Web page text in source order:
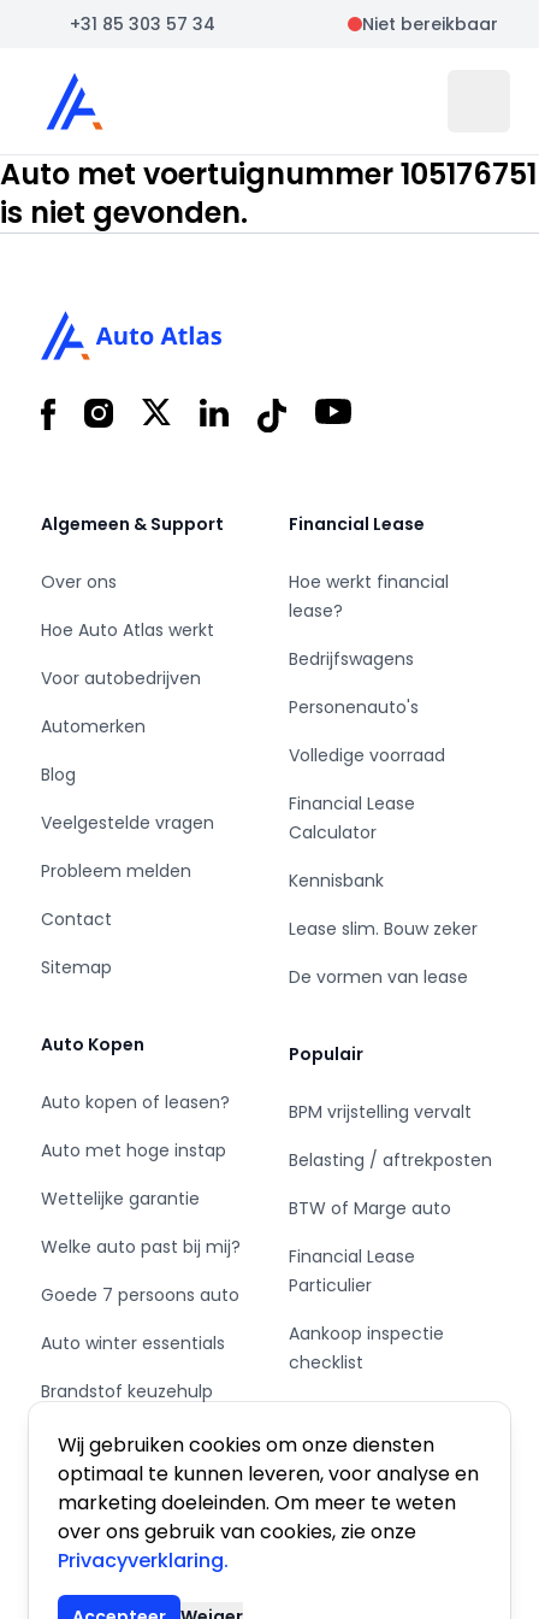
Wij gebruiken cookies om onze diensten
optimaal te kunnen leveren, voor analyse en
marketing doeleinden. Om meer te weten
over ons gebruik van cookies, zie onze
Privacyverklaring.
+31 85 303 57 34 Niet bereikbaar
Auto Atlas
Auto met voertuignummer 105176751
is niet gevonden.
FacebookInstagram
X LinkedInTiktok YouTube
Algemeen & Support
Over ons
Hoe Auto Atlas werkt
Voor autobedrijven
Automerken
Blog
Veelgestelde vragen
Probleem melden
Contact
Sitemap
Auto Kopen
Auto kopen of leasen?
Auto met hoge instap
Wettelijke garantie
Welke auto past bij mij?
Goede 7 persoons auto
Auto winter essentials
Brandstof keuzehulp
Schakel of automaat?
Financial Lease
Hoe werkt financial
lease?
Bedrijfswagens
Personenauto's
Volledige voorraad
Financial Lease
Calculator
Kennisbank
Lease slim. Bouw zeker
De vormen van lease
Populair
BPM vrijstelling vervalt
Belasting / aftrekposten
BTW of Marge auto
Financial Lease
Particulier
Aankoop inspectie
checklist
Private Leasen,
Financieren of Kopen?